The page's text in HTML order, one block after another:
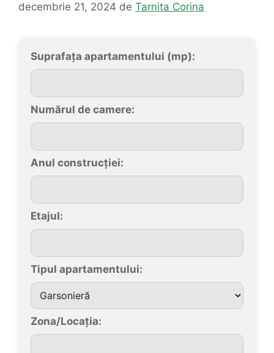
decembrie 21, 2024 de Tarnita Corina
Suprafața apartamentului (mp):
Numărul de camere:
Anul construcției:
Etajul:
Tipul apartamentului:
Zona/Locația: